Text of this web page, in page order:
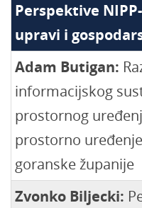
Perspektive
upravi i
Adam Butigan:
informacijskog
prostornog
prostorno
goranske županije
Zvonko Biljecki: